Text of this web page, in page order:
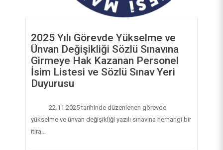
Eğitim-Öğretim Koordinatörlüğü
Kurumsal İletişim Koordinatörlüğü
Dijital Dönüşüm Koordinatörlüğü
İş Sağlığı ve Güvenliği Koordinatörlüğü
Uluslararasılaşma Organizasyon Şeması
Yeşilyurt Teknik Bilimler Meslek Yüksekokulu
Sürekli Eğitim Uygulama ve Araştırma Merkezi
Türkçe Öğretim Uygulama ve Araştırma Merkezi
Psikolojik Danışma ve Rehberlik Uygulama ve
Sosyal ve Beşeri Bilimler Araştırmaları Etik Kurulu
TÜBİTAK Duyuruları
Döner Sermaye İşletme Müdürlüğü
2025 Yılı Görevde Yükselme ve
Ünvan Değişikliği Sözlü Sınavına
Girmeye Hak Kazanan Personel
İsim Listesi ve Sözlü Sınav Yeri
Duyurusu
22.11.2025 tarihinde düzenlenen görevde
yükselme ve ünvan değişikliği yazılı sınavına herhangi bir
itira...